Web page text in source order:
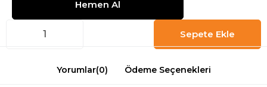
Yorumlar(0) Ödeme Seçenekleri